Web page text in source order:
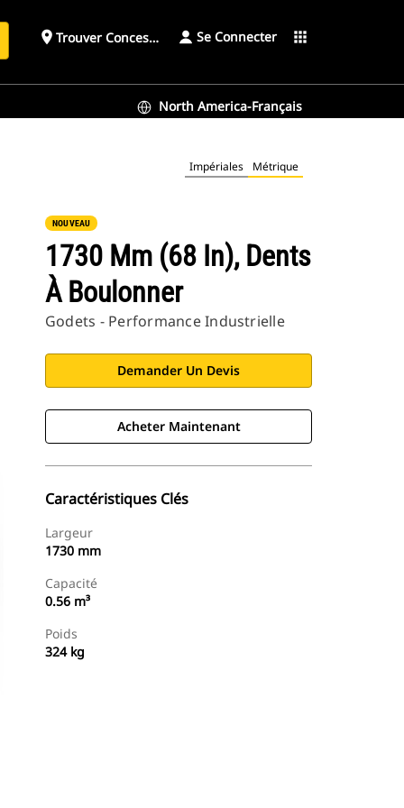
place Trouver ConcessionnaireSe Connecter apps
North America-Français
Impériales Métrique
NOUVEAU
1730 Mm (68 In), Dents
À Boulonner
Godets - Performance Industrielle
Demander Un Devis
Acheter Maintenant
Caractéristiques Clés
Largeur
1730 mm
Capacité
0.56 m³
Poids
324 kg